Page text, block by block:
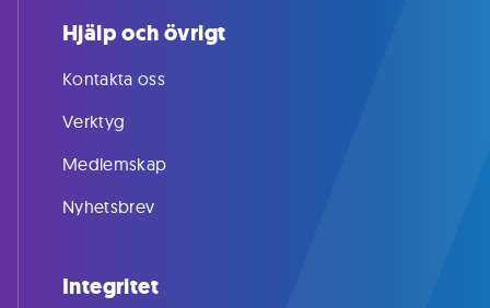
Hjälp och övrigt
Kontakta oss
Verktyg
Medlemskap
Nyhetsbrev
Integritet